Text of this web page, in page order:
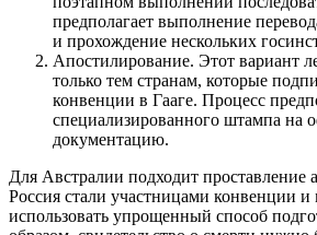
предполагает выполнение
и прохождение нескольких
Апостилирование. Этот вариант
только тем странам, которые
конвенции в Гааге. Процесс
специализированного штампа на
документацию.
Для Австралии подходит проставление
Россия стали участницами конвенции и
использовать упрощенный способ